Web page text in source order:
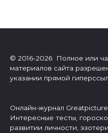
© 2016-2026 Полное или
материалов сайта
указании прямой
Онлайн-журнал
Интересные тесты,
развитии личности,